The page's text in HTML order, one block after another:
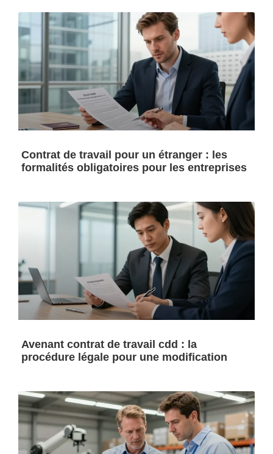
Contrat de travail pour un étranger : les
formalités obligatoires pour les entreprises
Avenant contrat de travail cdd : la
procédure légale pour une modification